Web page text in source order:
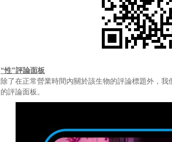
“性”評論面板
除了在正常營業時間內關於該生物的評論標題外，我
的評論面板。